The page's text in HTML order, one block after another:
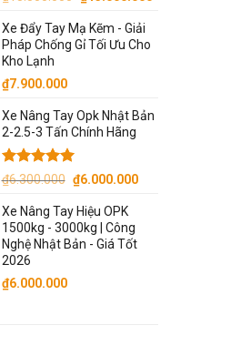
là:
₫13.500.000.
Xe Đẩy Tay Mạ Kẽm - Giải
Pháp Chống Gỉ Tối Ưu Cho
Kho Lạnh
₫7.900.000
Xe Nâng Tay Opk Nhật Bản
2-2.5-3 Tấn Chính Hãng
Được xếp
5 sao
₫6.300.000 Giá
là:
₫6.300.000.
₫6.000.000Giá
₫6.000.000.
Xe Nâng Tay Hiệu OPK
1500kg - 3000kg | Công
Nghệ Nhật Bản - Giá Tốt
2026
₫6.000.000